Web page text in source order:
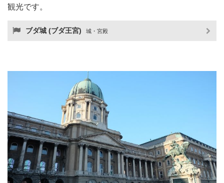
観光です。
ブダ城 (ブダ王宮) 城・宮殿